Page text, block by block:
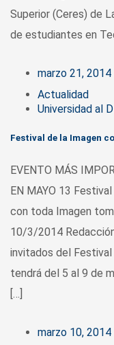
Superior (Ceres) de
de estudiantes en
marzo 21, 2014
Actualidad
Universidad al
Festival de la Imagen
EVENTO MÁS
EN MAYO 13
con toda Imagen
10/3/2014
invitados del
tendrá del 5 al 9 de
[…]
marzo 10, 2014